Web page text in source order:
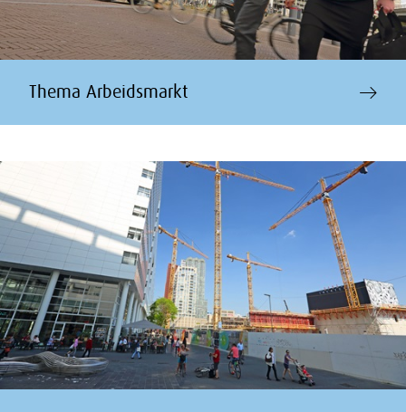
Thema Arbeidsmarkt